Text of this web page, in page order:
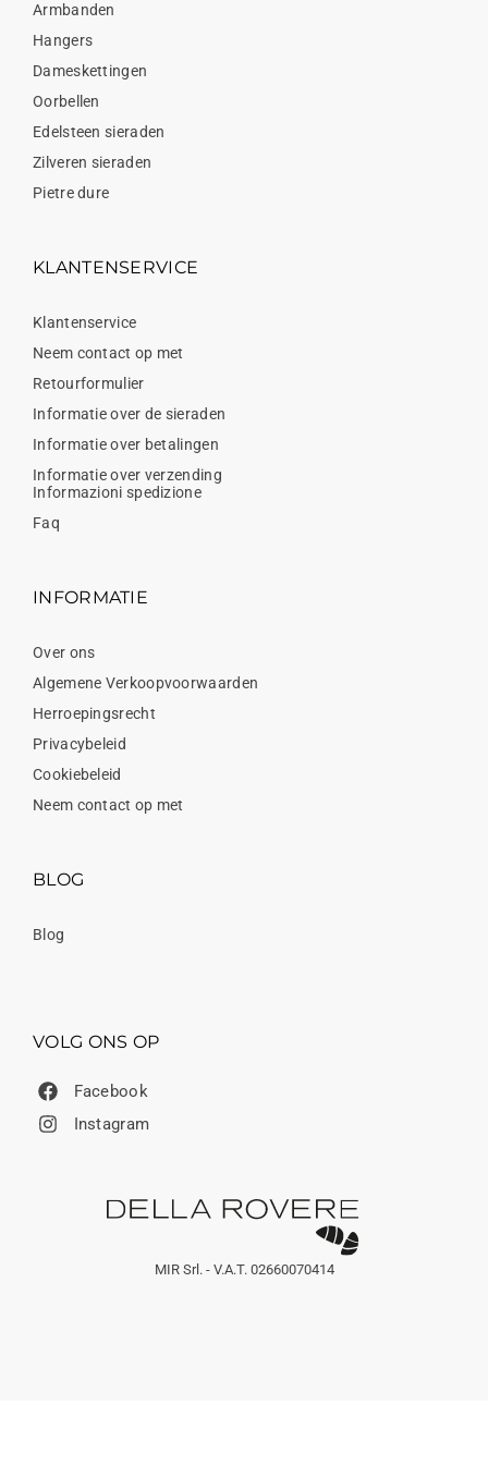
Armbanden
Hangers
Dameskettingen
Oorbellen
Edelsteen sieraden
Zilveren sieraden
Pietre dure
KLANTENSERVICE
Klantenservice
Neem contact op met
Retourformulier
Informatie over de sieraden
Informatie over betalingen
Informatie over verzending
Informazioni spedizione
Faq
INFORMATIE
Over ons
Algemene Verkoopvoorwaarden
Herroepingsrecht
Privacybeleid
Cookiebeleid
Neem contact op met
BLOG
Blog
VOLG ONS OP
Facebook
Instagram
MIR Srl. - V.A.T. 02660070414